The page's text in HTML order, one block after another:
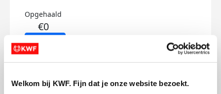
Welkom bij KWF. Fijn dat je onze website bezoekt.
Opgehaald
€0
Doneer